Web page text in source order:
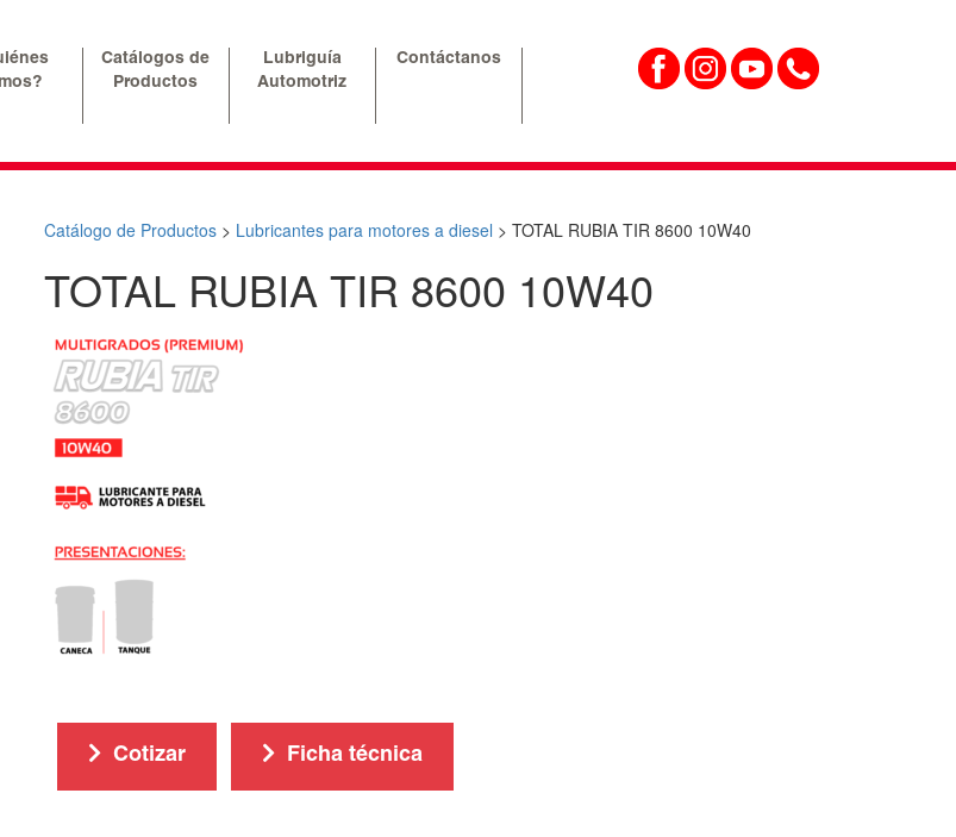
Catálogos de
Productos
Lubriguía
Automotriz
Contáctanos
Catálogo de Productos> Lubricantes para motores a diesel > TOTAL RUBIA TIR 8600 10W40
TOTAL RUBIA TIR 8600 10W40
Cotizar Ficha técnica